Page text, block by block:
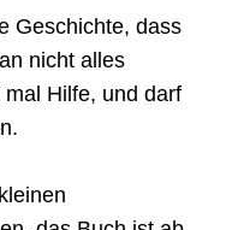
Geschichte, dass
nicht alles
Hilfe, und darf